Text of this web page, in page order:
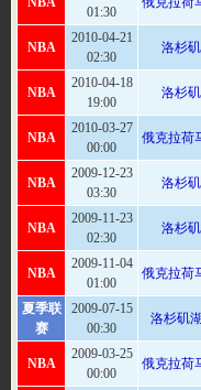
01:30
NBA
2010-04-21
02:30
洛杉
NBA
2010-04-18
19:00
洛杉
NBA
2010-03-27
00:00
俄克拉荷
NBA
2009-12-23
03:30
洛杉
NBA
2009-11-23
02:30
洛杉
NBA
2009-11-04
01:00
俄克拉荷
夏季联
赛
2009-07-15
00:30
洛杉矶
NBA
2009-03-25
00:00
俄克拉荷